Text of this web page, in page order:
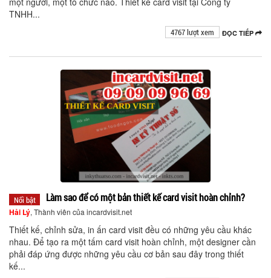
TNHH...
ĐỌC TIẾP
4767 lượt xem
Nổi bật Làm sao để có một bản thiết kế card visit hoàn chỉnh?
Hải Lý, Thành viên của incardvisit.net
Thiết kế, chỉnh sửa, in ấn card visit đều có những yêu cầu khác
nhau. Để tạo ra một tấm card visit hoàn chỉnh, một designer cần
phải đáp ứng được những yêu cầu cơ bản sau đây trong thiết
kế...